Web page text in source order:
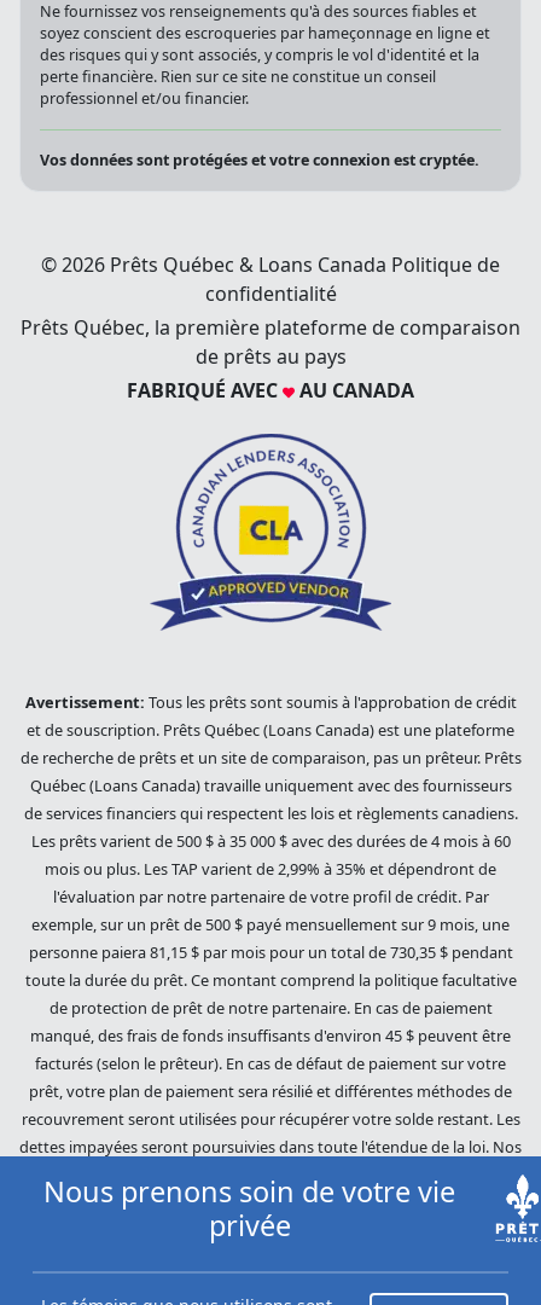
Ne fournissez vos renseignements qu'à des sources fiables et
soyez conscient des escroqueries par hameçonnage en ligne et
des risques qui y sont associés, y compris le vol d'identité et la
perte financière. Rien sur ce site ne constitue un conseil
professionnel et/ou financier.
Vos données sont protégées et votre connexion est cryptée.
© 2026 Prêts Québec & Loans Canada Politique de
confidentialité
Prêts Québec, la première plateforme de comparaison
de prêts au pays
FABRIQUÉ AVEC
AU CANADA
Avertissement: Tous les prêts sont soumis à l'approbation de crédit
et de souscription. Prêts Québec (Loans Canada) est une plateforme
de recherche de prêts et un site de comparaison, pas un prêteur. Prêts
Québec (Loans Canada) travaille uniquement avec des fournisseurs
de services financiers qui respectent les lois et règlements canadiens.
Les prêts varient de 500 $ à 35 000 $ avec des durées de 4 mois à 60
mois ou plus. Les TAP varient de 2,99% à 35% et dépendront de
l'évaluation par notre partenaire de votre profil de crédit. Par
exemple, sur un prêt de 500 $ payé mensuellement sur 9 mois, une
personne paiera 81,15 $ par mois pour un total de 730,35 $ pendant
toute la durée du prêt. Ce montant comprend la politique facultative
de protection de prêt de notre partenaire. En cas de paiement
manqué, des frais de fonds insuffisants d'environ 45 $ peuvent être
facturés (selon le prêteur). En cas de défaut de paiement sur votre
prêt, votre plan de paiement sera résilié et différentes méthodes de
recouvrement seront utilisées pour récupérer votre solde restant. Les
dettes impayées seront poursuivies dans toute l'étendue de la loi. Nos
Québec (Loans Canada) n'est pas affilié à Equifax Canada Co., sa
société mère, ses filiales ou ses sociétés affiliées (collectivement,
Nous prenons soin de votre vie
privée